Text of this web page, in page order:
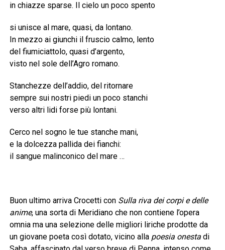
in chiazze sparse. Il cielo un poco spento
si unisce al mare, quasi, da lontano.
In mezzo ai giunchi il fruscio calmo, lento
del fiumiciattolo, quasi d’argento,
visto nel sole dell’Agro romano.
Stanchezze dell’addio, del ritornare
sempre sui nostri piedi un poco stanchi
verso altri lidi forse più lontani.
Cerco nel sogno le tue stanche mani,
e la dolcezza pallida dei fianchi:
il sangue malinconico del mare …
Buon ultimo arriva Crocetti con Sulla riva dei corpi e delle
anime, una sorta di Meridiano che non contiene l’opera
omnia ma una selezione delle migliori liriche prodotte da
un giovane poeta così dotato, vicino alla poesia onestadi